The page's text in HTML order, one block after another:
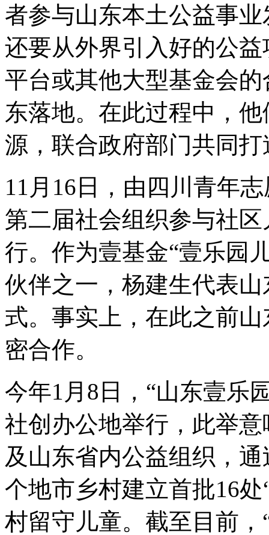
者参与山东本土公益事
还要从外界引入好的公
平台或其他大型基金会
东落地。在此过程中，
源，联合政府部门共同
11月16日，由四川青年
第二届社会组织参与社
行。作为壹基金“壹乐园
伙伴之一，杨建生代表
式。事实上，在此之前
密合作。
今年1月8日，“山东壹乐
社创办公地举行，此举
及山东省内公益组织，
个地市乡村建立首批16
村留守儿童。截至目前